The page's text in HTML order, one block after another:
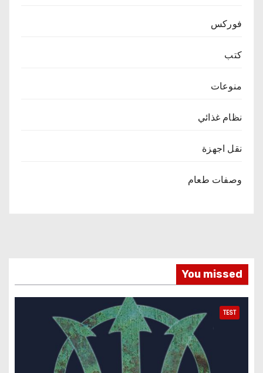
فوركس
كتب
منوعات
نظام غذائي
نقل اجهزة
وصفات طعام
You missed
TEST